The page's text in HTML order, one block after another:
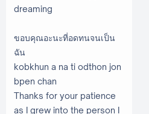
dreaming
ขอบคุณอะนะที่อดทนจนเป็น
ฉัน
kobkhun a na ti odthon jon
bpen chan
Thanks for your patience
as I grew into the person I